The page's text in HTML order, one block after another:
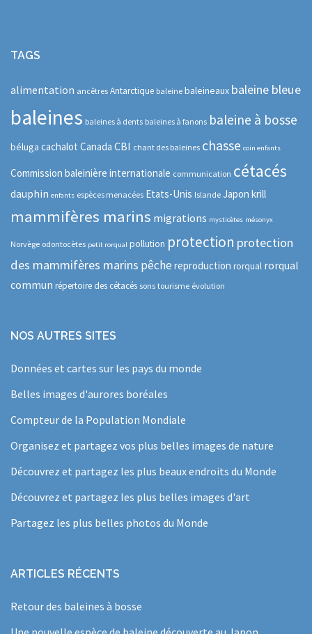
TAGS
alimentation ancêtres Antarctique baleine baleineaux baleine bleue
baleines baleines à dents baleines à fanons baleine à bosse
béluga cachalot Canada CBI chant des baleines chasse coin enfants
Commission baleinière internationale communication cétacés
dauphin enfants espèces menacées Etats-Unis Islande Japon krill
mammifères marins migrations mysticètes mésonyx
Norvège odontocètes petit rorqual pollution protection protection
des mammifères marins pêche reproduction rorqual rorqual
commun répertoire des cétacés sons tourisme évolution
NOS AUTRES SITES
Données et cartes sur les pays du monde
Belles images d'aurores boréales
Compteur de la Population Mondiale
Organisez et partagez vos plus belles images de nature
Découvrez et partagez les plus beaux endroits du Monde
Découvrez et partagez les plus belles images d'art
Partagez les plus belles photos du Monde
ARTICLES RÉCENTS
Retour des baleines à bosse